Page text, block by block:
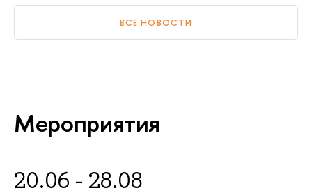
ВСЕ НОВОСТИ
Мероприятия
20.06 - 28.08